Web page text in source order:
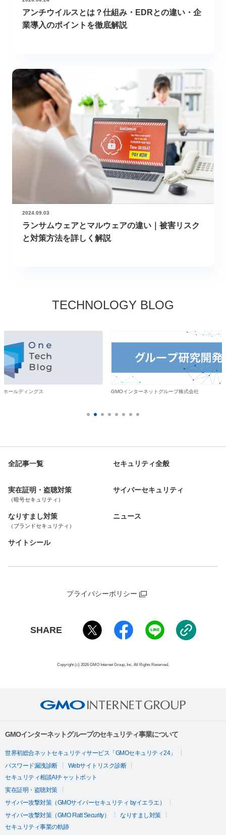
アンチウイルスとは？仕組み・EDRとの違い・企
業導入のポイントを徹底解説
2024.09.03
ランサムウェアとマルウェアの違い｜被害リスク
と対策方法を詳しく解説
TECHNOLOGY BLOG
ホールディングス GMOインターネットグループ株式会社
全記事一覧 セキュリティ全般
実在証明・盗聴対策
（暗号セキュリティ）
サイバーセキュリティ
なりすまし対策
（ブランドセキュリティ）
ニュース
サイトシール
プライバシーポリシー
SHARE
Copyright (c) 2026 GMO Internet Group, Inc. All Rights Reserved.
GMOインターネットグループのセキュリティ事業について
世界初総合ネットセキュリティサービス「GMOセキュリティ24」
パスワード漏洩診断
Webサイトリスク診断
セキュリティ相談AIチャットボット
実在証明・盗聴対策
サイバー攻撃対策（GMOサイバーセキュリティ byイエラエ）
サイバー攻撃対策（GMO Flatt Security）
なりすまし対策
セキュリティ事業の軌跡